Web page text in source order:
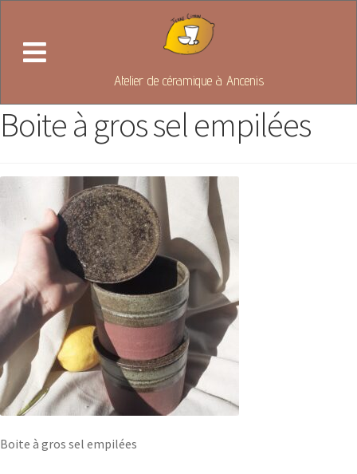
Atelier de céramique à Ancenis
Boite à gros sel empilées
Boite à gros sel empilées